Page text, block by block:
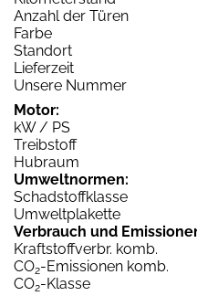
Anzahl der Türen
Farbe
Standort
Lieferzeit
Unsere Nummer
Motor:
kW / PS
Treibstoff
Hubraum
Umweltnormen:
Schadstoffklasse
Umweltplakette
Verbrauch und
Kraftstoffverbr. komb.
CO2-Emissionen komb.
CO2-Klasse